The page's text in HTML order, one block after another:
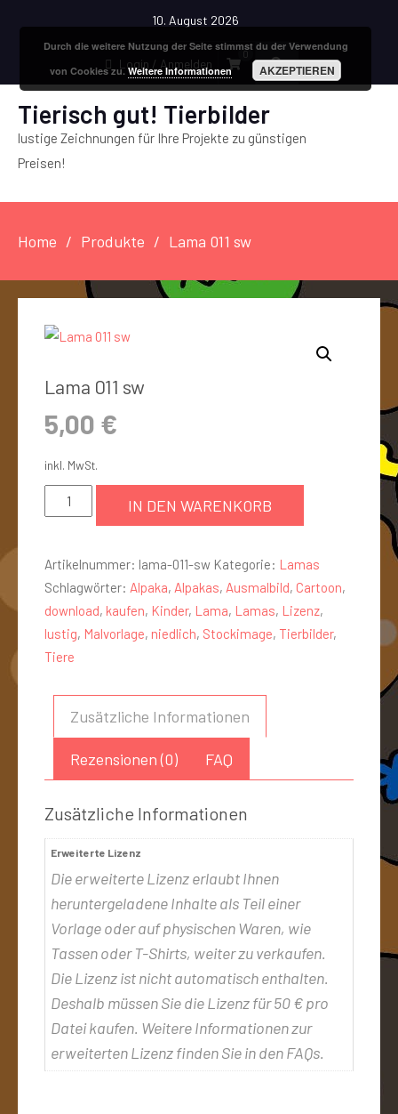
10. August 2026
Login / Anmelden
0
Tierisch gut! Tierbilder
lustige Zeichnungen für Ihre Projekte zu günstigen
Preisen!
Home Produkte Lama 011 sw
Lama 011 sw
5,00 €
inkl. MwSt.
IN DEN WARENKORB
Artikelnummer: lama-011-sw Kategorie: Lamas
Schlagwörter: Alpaka, Alpakas, Ausmalbild, Cartoon,
download, kaufen, Kinder, Lama, Lamas, Lizenz,
lustig, Malvorlage, niedlich, Stockimage, Tierbilder,
Tiere
Zusätzliche Informationen
Rezensionen (0) FAQ
Zusätzliche Informationen
Erweiterte Lizenz
Die erweiterte Lizenz erlaubt Ihnen
heruntergeladene Inhalte als Teil einer
Vorlage oder auf physischen Waren, wie
Tassen oder T-Shirts, weiter zu verkaufen.
Die Lizenz ist nicht automatisch enthalten.
Deshalb müssen Sie die Lizenz für 50 € pro
Datei kaufen. Weitere Informationen zur
erweiterten Lizenz finden Sie in den FAQs.
Durch die weitere Nutzung der Seite stimmst du der Verwendung
von Cookies zu.Weitere Informationen AKZEPTIEREN